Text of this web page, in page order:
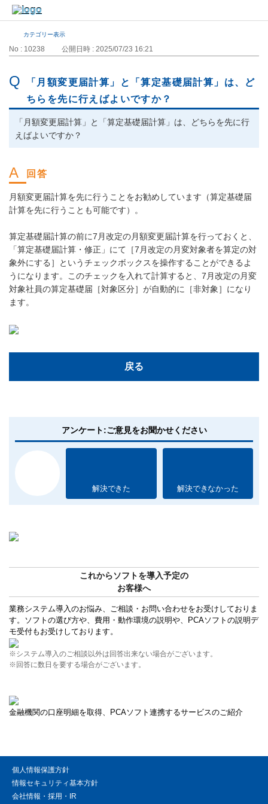
カテゴリー表示
No : 10238 公開日時 : 2025/07/23 16:21
「月額変更届計算」と「算定基礎届計算」は、ど
ちらを先に行えばよいですか？
「月額変更届計算」と「算定基礎届計算」は、どちらを先に行
えばよいですか？
月額変更届計算を先に行うことをお勧めしています（算定基礎届
計算を先に行うことも可能です）。
算定基礎届計算の前に7月改定の月額変更届計算を行っておくと、
「算定基礎届計算・修正」にて［7月改定の月変対象者を算定の対
象外にする］というチェックボックスを操作することができるよ
うになります。このチェックを入れて計算すると、7月改定の月変
対象社員の算定基礎届［対象区分］が自動的に［非対象］になり
ます。
戻る
アンケート:ご意見をお聞かせください
解決できた 解決できなかった
これからソフトを導入予定の
お客様へ
業務システム導入のお悩み、ご相談・お問い合わせをお受けしておりま
す。ソフトの選び方や、費用・動作環境の説明や、PCAソフトの説明デ
モ受付もお受けしております。
※システム導入のご相談以外は回答出来ない場合がございます。
※回答に数日を要する場合がございます。
金融機関の口座明細を取得、PCAソフト連携するサービスのご紹介
個人情報保護方針
情報セキュリティ基本方針
会社情報・採用・IR